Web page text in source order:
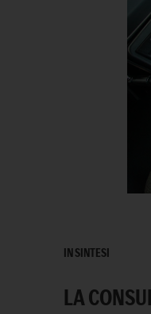
IN SINTESI
LA